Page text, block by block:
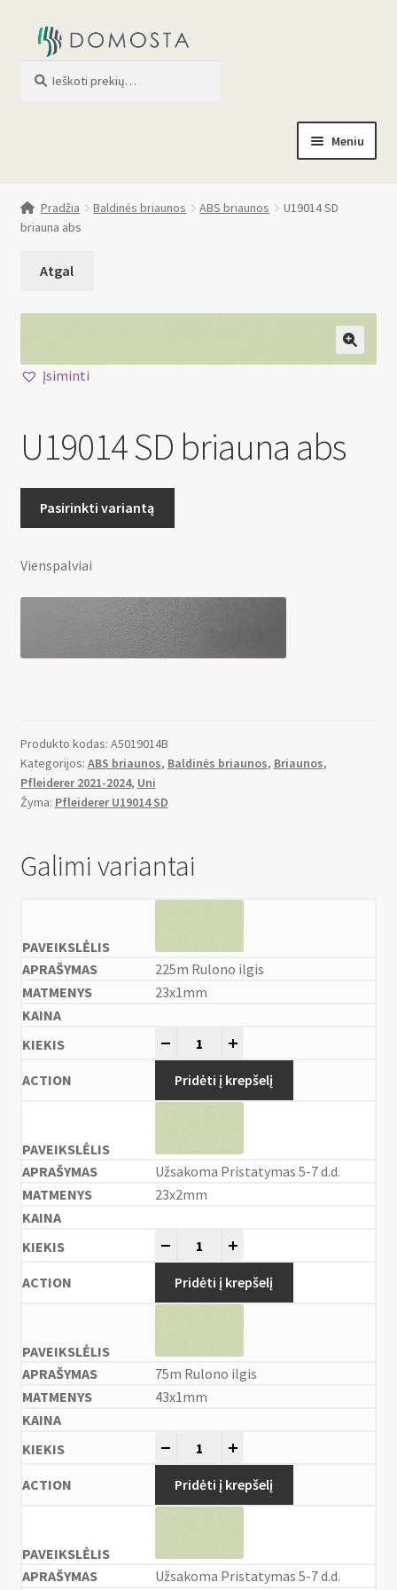
Meniu
Parduotuvė
Apie mus
Pradžia Baldinės briaunos ABS briaunos
U19014 SD
briauna abs
🔍
Įsiminti
U19014 SD briauna abs
Pasirinkti variantą
Vienspalviai
Produkto kodas: A5019014B
Kategorijos: ABS briaunos, Baldinės briaunos, Briaunos,
Pfleiderer 2021-2024, Uni
Žyma: Pfleiderer U19014 SD
Galimi variantai
225m Rulono ilgis
23x1mm
Pridėti į krepšelį
Užsakoma Pristatymas 5-7 d.d.
23x2mm
Pridėti į krepšelį
75m Rulono ilgis
43x1mm
Pridėti į krepšelį
Užsakoma Pristatymas 5-7 d.d.